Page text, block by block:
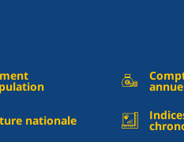
nationale